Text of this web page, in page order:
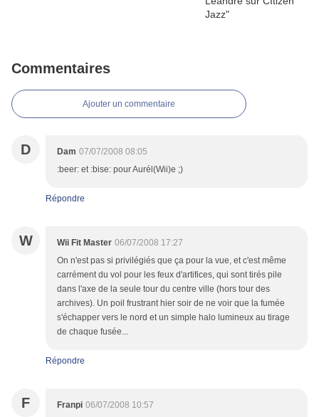
Commentaires
Ajouter un commentaire
D Dam 07/07/2008 08:05
:beer: et :bise: pour Aurél(Wii)e ;)
Répondre
W Wii Fit Master 06/07/2008 17:27
On n'est pas si privilégiés que ça pour la vue, et c'est même
carrément du vol pour les feux d'artifices, qui sont tirés pile
dans l'axe de la seule tour du centre ville (hors tour des
archives). Un poil frustrant hier soir de ne voir que la fumée
s'échapper vers le nord et un simple halo lumineux au tirage
de chaque fusée...
Répondre
F Franpi 06/07/2008 10:57